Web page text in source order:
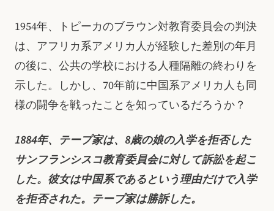
1954年、トピーカのブラウン対教育委員会の判決
は、アフリカ系アメリカ人が経験した差別の年月
の後に、公共の学校における人種隔離の終わりを
示した。しかし、70年前に中国系アメリカ人も同
様の闘争を戦ったことを知っているだろうか？
1884年、テープ家は、8歳の娘の入学を拒否した
サンフランシスコ教育委員会に対して訴訟を起こ
した。彼女は中国系であるという理由だけで入学
を拒否された。テープ家は勝訴した。